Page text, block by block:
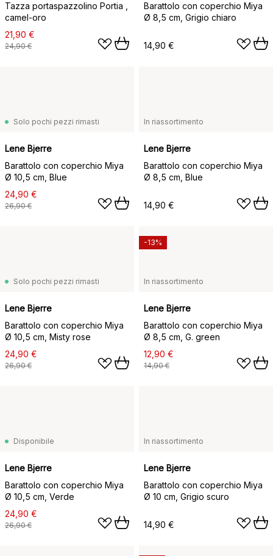
Tazza portaspazzolino Portia ,
camel-oro
21,90 €
24,90 €
Barattolo con coperchio Miya
Ø 8,5 cm, Grigio chiaro
14,90 €
Solo pochi pezzi rimasti
Lene Bjerre
Barattolo con coperchio Miya
Ø 10,5 cm, Blue
24,90 €
26,90 €
In riassortimento
Lene Bjerre
Barattolo con coperchio Miya
Ø 8,5 cm, Blue
14,90 €
Solo pochi pezzi rimasti
Lene Bjerre
Barattolo con coperchio Miya
Ø 10,5 cm, Misty rose
24,90 €
26,90 €
In riassortimento
Lene Bjerre
Barattolo con coperchio Miya
Ø 8,5 cm, G. green
12,90 €
14,90 €
-13%
Disponibile
Lene Bjerre
Barattolo con coperchio Miya
Ø 10,5 cm, Verde
24,90 €
26,90 €
In riassortimento
Lene Bjerre
Barattolo con coperchio Miya
Ø 10 cm, Grigio scuro
14,90 €